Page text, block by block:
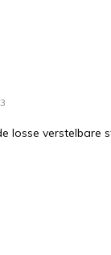
losse verstelbare